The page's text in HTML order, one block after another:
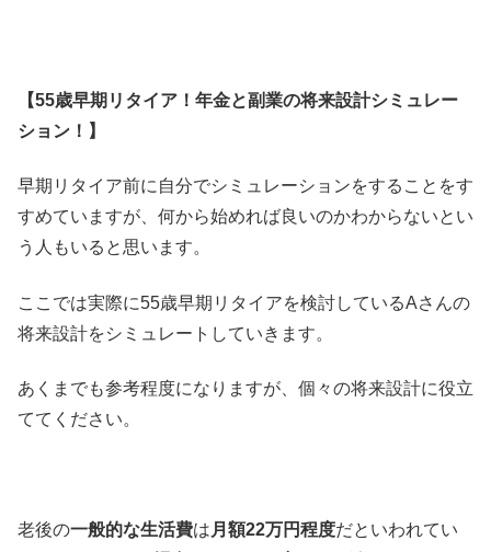
【55歳早期リタイア！年金と副業の将来設計シミュレー
ション！】
早期リタイア前に自分でシミュレーションをすることをす
すめていますが、何から始めれば良いのかわからないとい
う人もいると思います。
ここでは実際に55歳早期リタイアを検討しているAさんの
将来設計をシミュレートしていきます。
あくまでも参考程度になりますが、個々の将来設計に役立
ててください。
老後の一般的な生活費は 月額22万円程度だといわれてい